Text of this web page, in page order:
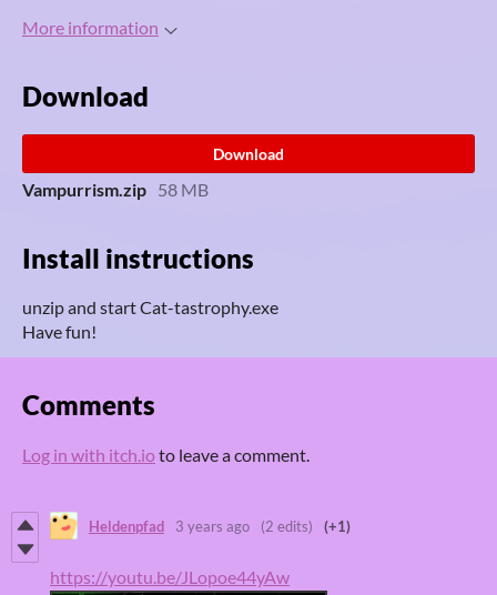
More information
Download
Download
Vampurrism.zip 58 MB
Install instructions
unzip and start Cat-tastrophy.exe
Have fun!
Comments
Log in with itch.io to leave a comment.
Heldenpfad 3 years ago (2 edits) (+1)
https://youtu.be/JLopoe44yAw